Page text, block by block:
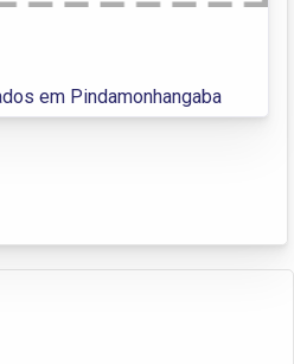
em Pindamonhangaba